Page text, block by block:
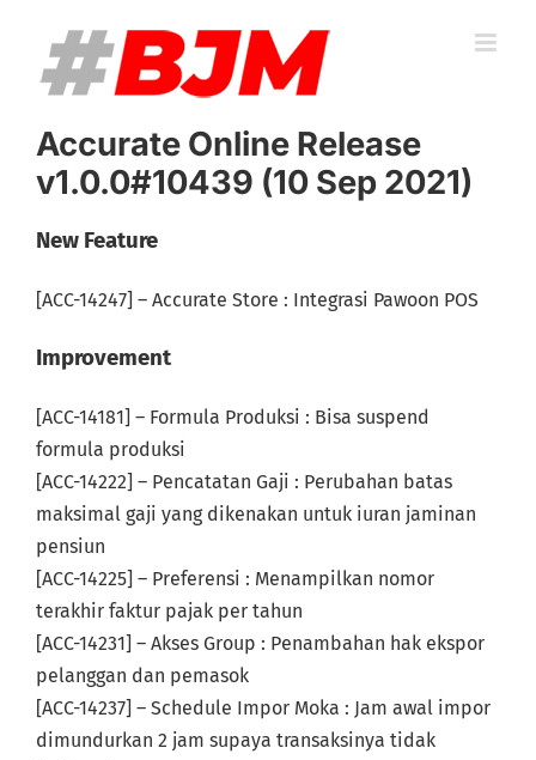
content
Accurate Online Release
v1.0.0#10439 (10 Sep 2021)
New Feature
[ACC-14247] – Accurate Store : Integrasi Pawoon POS
Improvement
[ACC-14181] – Formula Produksi : Bisa suspend
formula produksi
[ACC-14222] – Pencatatan Gaji : Perubahan batas
maksimal gaji yang dikenakan untuk iuran jaminan
pensiun
[ACC-14225] – Preferensi : Menampilkan nomor
terakhir faktur pajak per tahun
[ACC-14231] – Akses Group : Penambahan hak ekspor
pelanggan dan pemasok
[ACC-14237] – Schedule Impor Moka : Jam awal impor
dimundurkan 2 jam supaya transaksinya tidak